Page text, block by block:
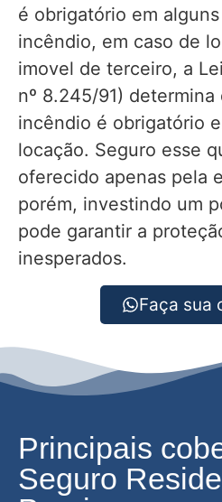
é obrigatório em
incêndio, em caso de
imovel de terceiro, a
nº 8.245/91)
incêndio é obrigatório
locação. Seguro esse
oferecido apenas pela
porém, investindo um
pode garantir a
inesperados.
Faça sua
Principais
Seguro